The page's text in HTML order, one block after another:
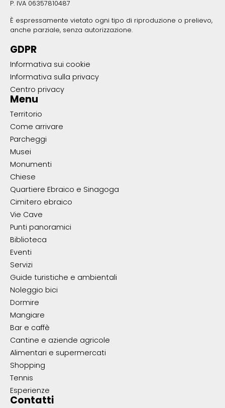
P. IVA 06357810487
È espressamente vietato ogni tipo di riproduzione o prelievo,
anche parziale, senza autorizzazione.
GDPR
Informativa sui cookie
Informativa sulla privacy
Centro privacy
Menu
Territorio
Come arrivare
Parcheggi
Musei
Monumenti
Chiese
Quartiere Ebraico e Sinagoga
Cimitero ebraico
Vie Cave
Punti panoramici
Biblioteca
Eventi
Servizi
Guide turistiche e ambientali
Noleggio bici
Dormire
Mangiare
Bar e caffè
Cantine e aziende agricole
Alimentari e supermercati
Shopping
Tennis
Esperienze
Contatti